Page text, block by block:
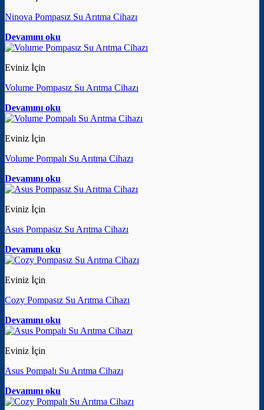
Ninova Pompasız Su Arıtma Cihazı
Devamını oku
Eviniz İçin
Volume Pompasız Su Arıtma Cihazı
Devamını oku
Eviniz İçin
Volume Pompalı Su Arıtma Cihazı
Devamını oku
Eviniz İçin
Asus Pompasız Su Arıtma Cihazı
Devamını oku
Eviniz İçin
Cozy Pompasız Su Arıtma Cihazı
Devamını oku
Eviniz İçin
Asus Pompalı Su Arıtma Cihazı
Devamını oku